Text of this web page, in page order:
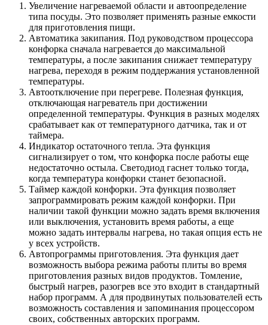
Увеличение нагреваемой области и автоопределение
типа посуды. Это позволяет применять разные емкости
для приготовления пищи.
Автоматика закипания. Под руководством процессора
конфорка сначала нагревается до максимальной
температуры, а после закипания снижает температуру
нагрева, переходя в режим поддержания установленной
температуры.
Автоотключение при перегреве. Полезная функция,
отключающая нагреватель при достижении
определенной температуры. Функция в разных моделях
срабатывает как от температурного датчика, так и от
таймера.
Индикатор остаточного тепла. Эта функция
сигнализирует о том, что конфорка после работы еще
недостаточно остыла. Светодиод гаснет только тогда,
когда температура конфорки станет безопасной.
Таймер каждой конфорки. Эта функция позволяет
запрограммировать режим каждой конфорки. При
наличии такой функции можно задать время включения
или выключения, установить время работы, а еще
можно задать интервалы нагрева, но такая опция есть не
у всех устройств.
Автопрограммы приготовления. Эта функция дает
возможность выбора режима работы плиты во время
приготовления разных видов продуктов. Томление,
быстрый нагрев, разогрев все это входит в стандартный
набор программ. А для продвинутых пользователей есть
возможность составления и запоминания процессором
своих, собственных авторских программ.